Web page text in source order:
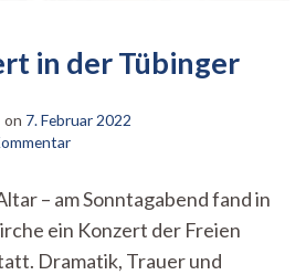
in der Tübinger
on 7. Februar 2022
zu
der
Tübinger
Stiftskirche
– am Sonntagabend fand in
ein Konzert der Freien
Dramatik, Trauer und